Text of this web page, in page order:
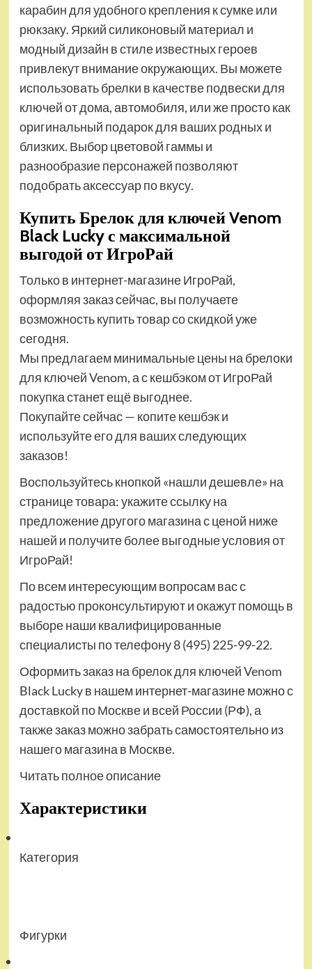
карабин для удобного крепления к сумке или
рюкзаку. Яркий силиконовый материал и
модный дизайн в стиле известных героев
привлекут внимание окружающих. Вы можете
использовать брелки в качестве подвески для
ключей от дома, автомобиля, или же просто как
оригинальный подарок для ваших родных и
близких. Выбор цветовой гаммы и
разнообразие персонажей позволяют
подобрать аксессуар по вкусу.
Купить Брелок для ключей Venom
Black Lucky с максимальной
выгодой от ИгроРай
Только в интернет-магазине ИгроРай,
оформляя заказ сейчас, вы получаете
возможность купить товар со скидкой уже
сегодня.
Мы предлагаем минимальные цены на брелоки
для ключей Venom, а с кешбэком от ИгроРай
покупка станет ещё выгоднее.
Покупайте сейчас — копите кешбэк и
используйте его для ваших следующих
заказов!
Воспользуйтесь кнопкой «нашли дешевле» на
странице товара: укажите ссылку на
предложение другого магазина с ценой ниже
нашей и получите более выгодные условия от
ИгроРай!
По всем интересующим вопросам вас с
радостью проконсультируют и окажут помощь в
выборе наши квалифицированные
специалисты по телефону 8 (495) 225-99-22.
Оформить заказ на брелок для ключей Venom
Black Lucky в нашем интернет-магазине можно с
доставкой по Москве и всей России (РФ), а
также заказ можно забрать самостоятельно из
нашего магазина в Москве.
Читать полное описание
Характеристики
Категория
Фигурки